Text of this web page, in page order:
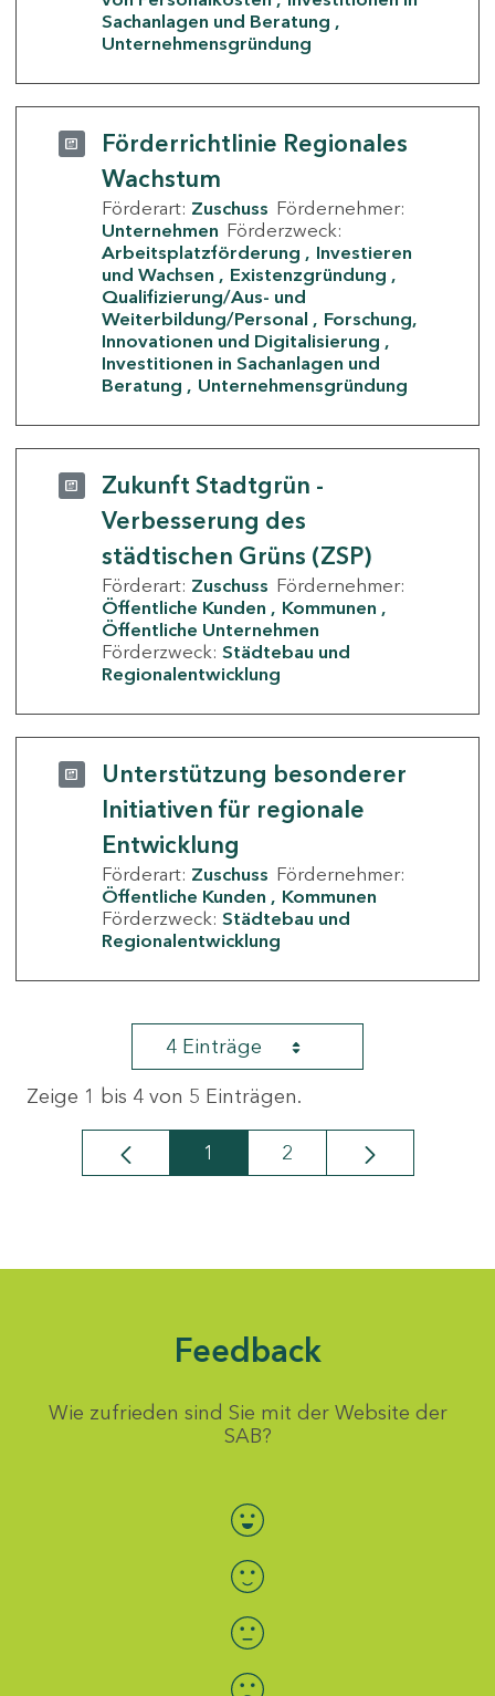
Sachanlagen und Beratung
Unternehmensgründung
Förderrichtlinie Regionales
Wachstum
Förderart: Zuschuss Fördernehmer:
Unternehmen Förderzweck:
Arbeitsplatzförderung
Investieren
und Wachsen
Existenzgründung
Qualifizierung/Aus- und
Weiterbildung/Personal
Forschung,
Innovationen und Digitalisierung
Investitionen in Sachanlagen und
Beratung
Unternehmensgründung
Zukunft Stadtgrün -
Verbesserung des
städtischen Grüns (ZSP)
Förderart: Zuschuss Fördernehmer:
Öffentliche Kunden
Kommunen
Öffentliche Unternehmen
Förderzweck: Städtebau und
Regionalentwicklung
Unterstützung besonderer
Initiativen für regionale
Entwicklung
Förderart: Zuschuss Fördernehmer:
Öffentliche Kunden
Kommunen
Förderzweck: Städtebau und
Regionalentwicklung
4 Einträge
Zeige 1 bis 4 von 5 Einträgen.
Seite
1 Seite
2
Feedback
Wie zufrieden sind Sie mit der Website der
SAB?
Bewertung auswählen